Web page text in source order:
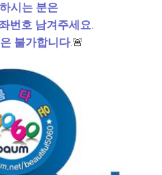
시는 분은
번호 남겨주세요.
불가합니다.🚨